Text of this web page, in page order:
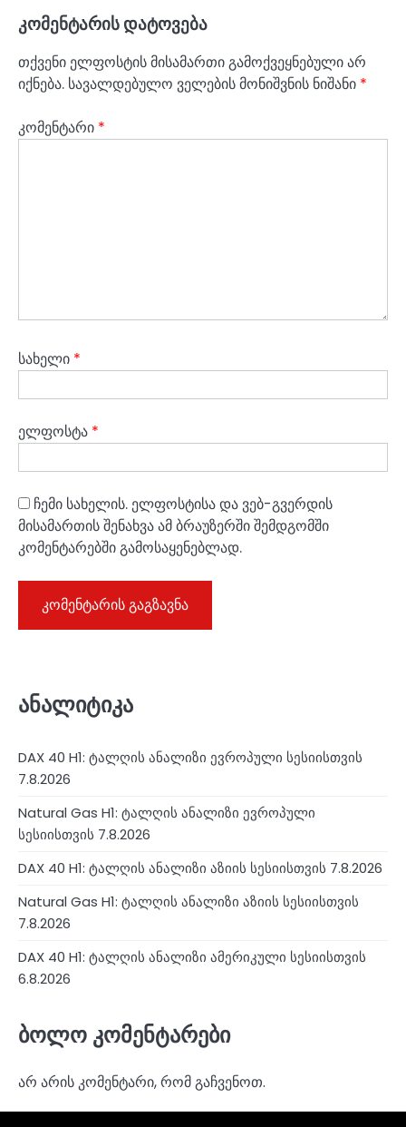
კომენტარის დატოვება
თქვენი ელფოსტის მისამართი გამოქვეყნებული არ
იქნება. სავალდებულო ველების მონიშვნის ნიშანი *
კომენტარი *
სახელი *
ელფოსტა *
ჩემი სახელის. ელფოსტისა და ვებ-გვერდის
მისამართის შენახვა ამ ბრაუზერში შემდგომში
კომენტარებში გამოსაყენებლად.
ანალიტიკა
DAX 40 H1: ტალღის ანალიზი ევროპული სესიისთვის
7.8.2026
Natural Gas H1: ტალღის ანალიზი ევროპული
სესიისთვის 7.8.2026
DAX 40 H1: ტალღის ანალიზი აზიის სესიისთვის 7.8.2026
Natural Gas H1: ტალღის ანალიზი აზიის სესიისთვის
7.8.2026
DAX 40 H1: ტალღის ანალიზი ამერიკული სესიისთვის
6.8.2026
ბოლო კომენტარები
არ არის კომენტარი, რომ გაჩვენოთ.